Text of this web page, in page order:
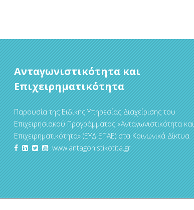
Ανταγωνιστικότητα και
Επιχειρηματικότητα
Παρουσία της Ειδικής Υπηρεσίας Διαχείρισης του
Επιχειρησιακού Προγράμματος «Ανταγωνιστικότητα και
Επιχειρηματικότητα» (ΕΥΔ ΕΠΑΕ) στα Κοινωνικά Δίκτυα
www.antagonistikotita.gr